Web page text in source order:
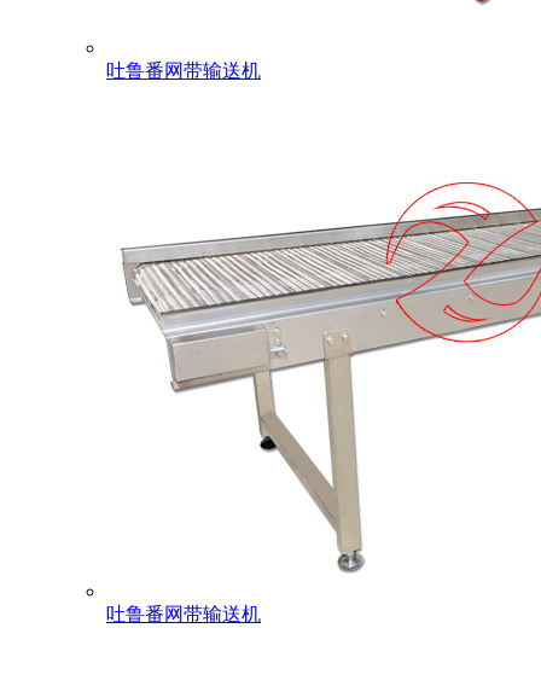
吐鲁番网带输送机
吐鲁番网带输送机